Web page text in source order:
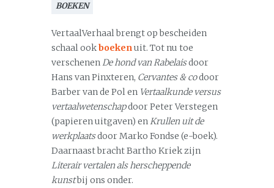
BOEKEN
VertaalVerhaal brengt op bescheiden
schaal ookboekenuit. Tot nu toe
verschenenDe hond van Rabelaisdoor
Hans van Pinxteren, Cervantes & codoor
Barber van de Pol en Vertaalkunde versus
vertaalwetenschapdoor Peter Verstegen
(papieren uitgaven) enKrullen uit de
werkplaatsdoor Marko Fondse (e-boek).
Daarnaast bracht Bartho Kriek zijn
Literair vertalen als herscheppende
kunstbij ons onder.